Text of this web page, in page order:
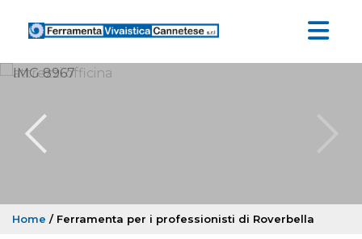
Home / Ferramenta per i professionisti di Roverbella